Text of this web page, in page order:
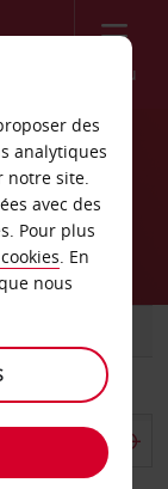
Menu
Fort
des
analytiques
notre site.
avec des
Pour plus
. En
nous